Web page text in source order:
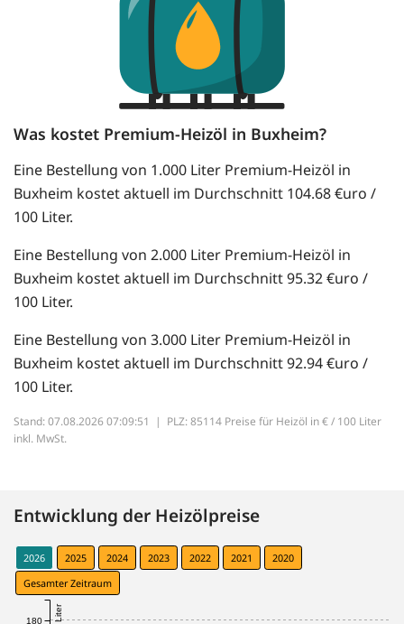
Was kostet Premium-Heizöl in Buxheim?
Eine Bestellung von 1.000 Liter Premium-Heizöl in
Buxheim kostet aktuell im Durchschnitt 104.68 €uro /
100 Liter.
Eine Bestellung von 2.000 Liter Premium-Heizöl in
Buxheim kostet aktuell im Durchschnitt 95.32 €uro /
100 Liter.
Eine Bestellung von 3.000 Liter Premium-Heizöl in
Buxheim kostet aktuell im Durchschnitt 92.94 €uro /
100 Liter.
Stand: 07.08.2026 07:09:51 | PLZ: 85114 Preise für Heizöl in € / 100 Liter
inkl. MwSt.
Entwicklung der Heizölpreise
2026 2025 2024 2023 2022 2021
2020
Gesamter Zeitraum
180